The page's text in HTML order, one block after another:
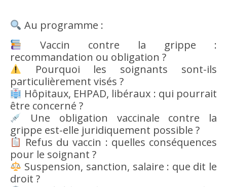
Au programme :
Vaccin contre la grippe :
recommandation ou obligation ?
Pourquoi les soignants sont-ils
particulièrement visés ?
Hôpitaux, EHPAD, libéraux : qui pourrait
être concerné ?
Une obligation vaccinale contre la
grippe est-elle juridiquement possible ?
Refus du vaccin : quelles conséquences
pour le soignant ?
Suspension, sanction, salaire : que dit le
droit ?